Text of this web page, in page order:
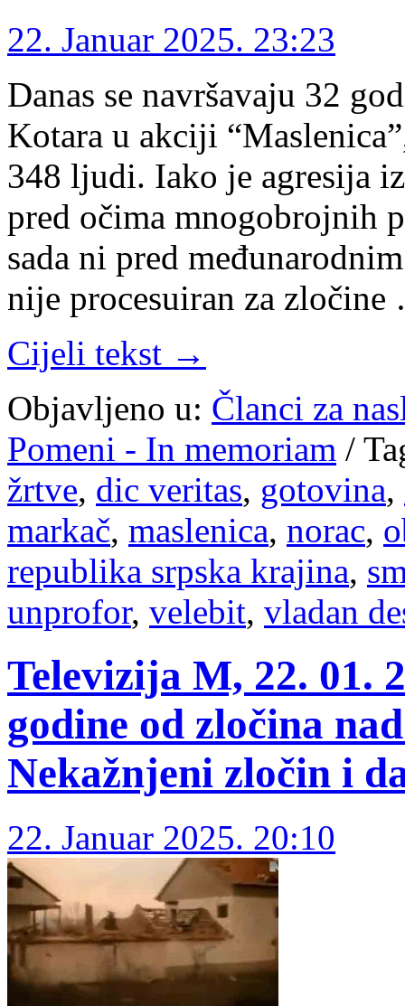
22. Januar 2025. 23:23
Danas se navršavaju 32
Kotara u akciji
348 ljudi. Iako je agresija
pred očima mnogobrojnih
sada ni pred
nije procesuiran za
Cijeli tekst →
Objavljeno u: Članci za
Pomeni - In memoriam /
žrtve, dic veritas, gotovina,
markač, maslenica, norac,
republika srpska krajina,
unprofor, velebit, vladan
Televizija M, 22. 01.
godine od zločina
Nekažnjeni zločin i
22. Januar 2025. 20:10